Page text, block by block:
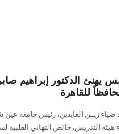
الدكتور إبراهيم
للقاهرة
ضياء زيــن العابدين، رئيس جامعة
التدريس، خالص التهاني القلبية